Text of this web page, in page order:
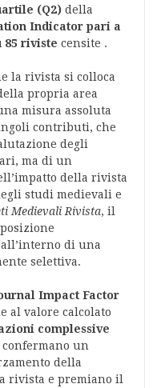
(Q2) della
Indicator pari a
85 riviste censite .
la rivista si colloca
propria area
misura assoluta
contributi, che
degli
ma di un
della rivista
studi medievali e
Medievali Rivista, il
di una
selettiva.
Impact Factor
al valore calcolato
complessive
confermano un
della
rivista e premiano il